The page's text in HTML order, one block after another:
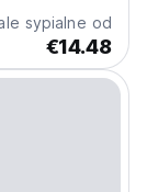
sypialne od
€14.48